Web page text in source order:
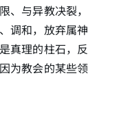
、与异教决裂，
调和，放弃属神
真理的柱石，反
为教会的某些领